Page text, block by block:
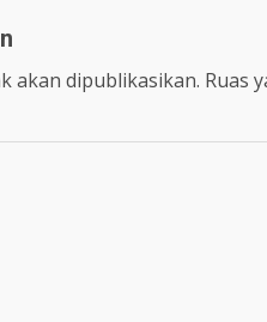
akan dipublikasikan. Ruas